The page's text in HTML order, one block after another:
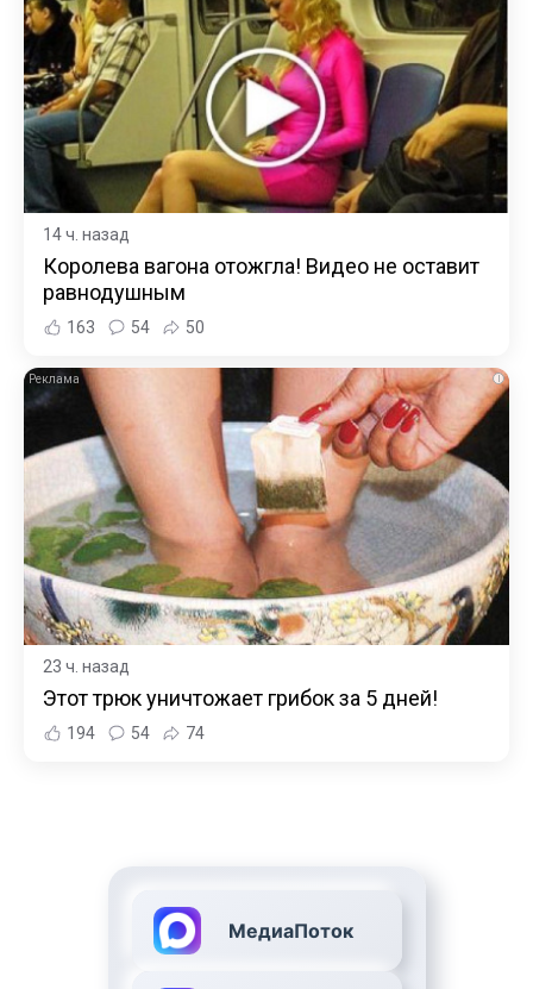
14 ч. назад
Королева вагона отожгла! Видео не оставит
равнодушным
163 54 50
i
23 ч. назад
Этот трюк уничтожает грибок за 5 дней!
194 54 74
МедиаПоток